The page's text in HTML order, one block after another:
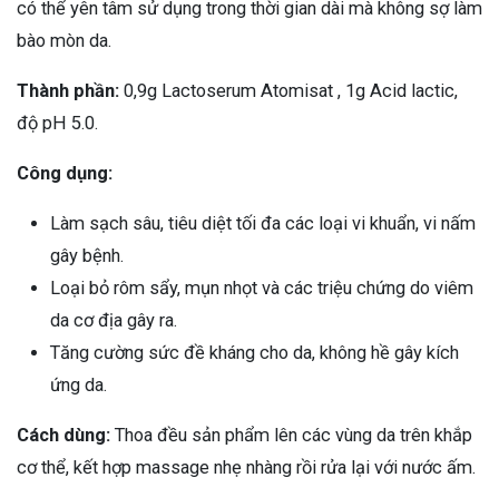
có thể yên tâm sử dụng trong thời gian dài mà không sợ làm
bào mòn da.
Thành phần: 0,9g Lactoserum Atomisat , 1g Acid lactic,
độ pH 5.0.
Công dụng:
Làm sạch sâu, tiêu diệt tối đa các loại vi khuẩn, vi nấm
gây bệnh.
Loại bỏ rôm sẩy, mụn nhọt và các triệu chứng do viêm
da cơ địa gây ra.
Tăng cường sức đề kháng cho da, không hề gây kích
ứng da.
Cách dùng: Thoa đều sản phẩm lên các vùng da trên khắp
cơ thể, kết hợp massage nhẹ nhàng rồi rửa lại với nước ấm.